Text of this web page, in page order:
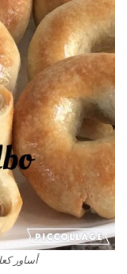
أساور